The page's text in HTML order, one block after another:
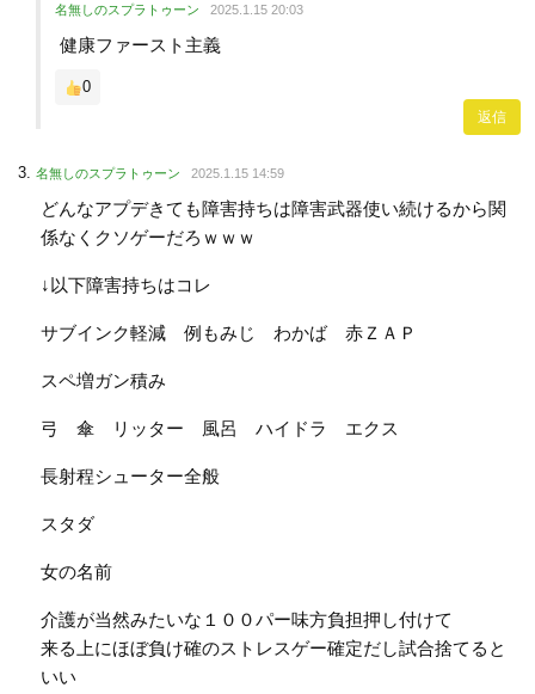
名無しのスプラトゥーン 2025.1.15 20:03
健康ファースト主義
0
返信
名無しのスプラトゥーン 2025.1.15 14:59
どんなアプデきても障害持ちは障害武器使い続けるから関
係なくクソゲーだろｗｗｗ
↓以下障害持ちはコレ
サブインク軽減 例もみじ わかば 赤ＺＡＰ
スペ増ガン積み
弓 傘 リッター 風呂 ハイドラ エクス
長射程シューター全般
スタダ
女の名前
介護が当然みたいな１００パー味方負担押し付けて
来る上にほぼ負け確のストレスゲー確定だし試合捨てると
いい